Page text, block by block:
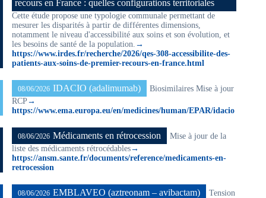
recours en France : quelles configurations territoriales
Cette étude propose une typologie communale permettant de
mesurer les disparités à partir de différentes dimensions,
notamment le niveau d'accessibilité aux soins et son évolution, et
les besoins de santé de la population. →
https://www.irdes.fr/recherche/2026/qes-308-accessibilite-des-
patients-aux-soins-de-premier-recours-en-france.html
08/06/2026 IDACIO (adalimumab)
Biosimilaires Mise à jour
RCP→
https://www.ema.europa.eu/en/medicines/human/EPAR/idacio
08/06/2026 Médicaments en rétrocession
Mise à jour de la
liste des médicaments rétrocédables→
https://ansm.sante.fr/documents/reference/medicaments-en-
retrocession
08/06/2026 EMBLAVEO (aztreonam – avibactam)
Tension